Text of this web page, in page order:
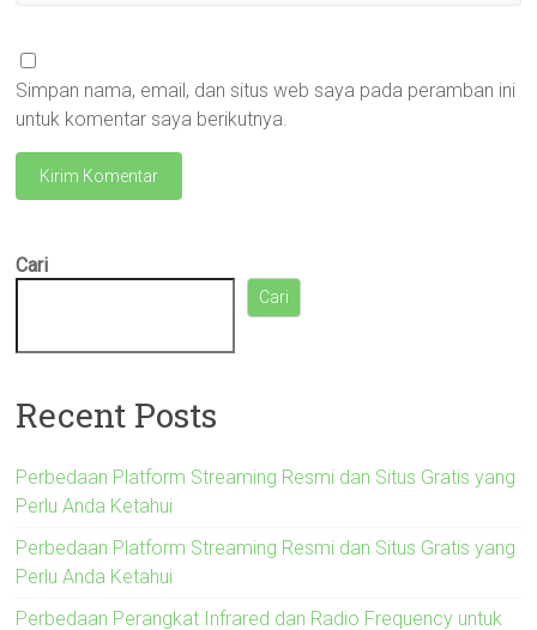
Simpan nama, email, dan situs web saya pada peramban ini
untuk komentar saya berikutnya.
Cari
Cari
Recent Posts
Perbedaan Platform Streaming Resmi dan Situs Gratis yang
Perlu Anda Ketahui
Perbedaan Platform Streaming Resmi dan Situs Gratis yang
Perlu Anda Ketahui
Perbedaan Perangkat Infrared dan Radio Frequency untuk